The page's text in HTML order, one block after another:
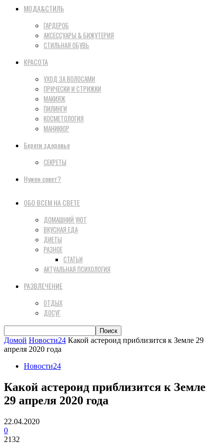
МОДА&СТИЛЬ
ГАРДЕРОБ
АКСЕССУАРЫ & БИЖУТЕРИЯ
СТИЛЬНАЯ ОБУВЬ
КРАСОТА
УХОД ЗА ВОЛОСАМИ
ПРИЧЕСКИ И СТРИЖКИ
МАКИЯЖ
ПИЛИНГИ
КОСМЕТОЛОГИЯ
МАНИКЮР
Береги здоровье
СЕКРЕТЫ
Нужен совет?
ОБО ВСЕМ НА СВЕТЕ
ДОМАШНИЙ УЮТ
ВКУСНАЯ ЕДА
ДИЕТЫ
РАЗНОЕ
СТАТЬИ
АКТУАЛЬНАЯ ПСИХОЛОГИЯ
РАЗВЛЕЧЕНИЕ
ОТДЫХ
ДОСУГ
Домой Новости24 Какой астероид приблизится к Земле 29
апреля 2020 года
Новости24
Какой астероид приблизится к Земле
29 апреля 2020 года
22.04.2020
0
2132